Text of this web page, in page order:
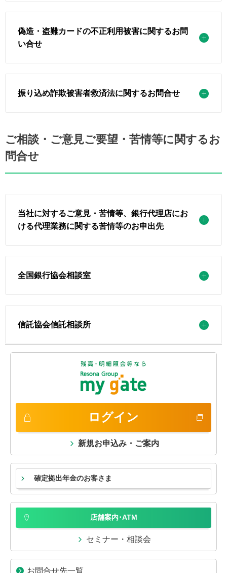
偽造・盗難カードの不正利用被害に関するお問
い合せ
振り込め詐欺被害者救済法に関するお問合せ
ご相談・ご意見ご要望・苦情等に関するお
問合せ
当社に対するご意見・苦情等、銀行代理店にお
ける代理業務に関する苦情等のお申出先
全国銀行協会相談室
信託協会信託相談所
ログイン
新規お申込み・ご案内
確定拠出年金のお客さま
店舗案内･ATM
セミナー・相談会
お問合せ先一覧